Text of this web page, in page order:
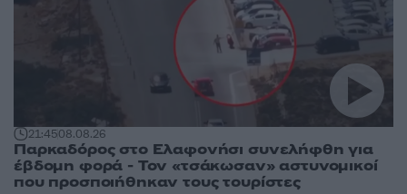
21:4508.08.26
Παρκαδόρος στο Ελαφονήσι συνελήφθη για
έβδομη φορά - Τον «τσάκωσαν» αστυνομικοί
που προσποιήθηκαν τους τουρίστες